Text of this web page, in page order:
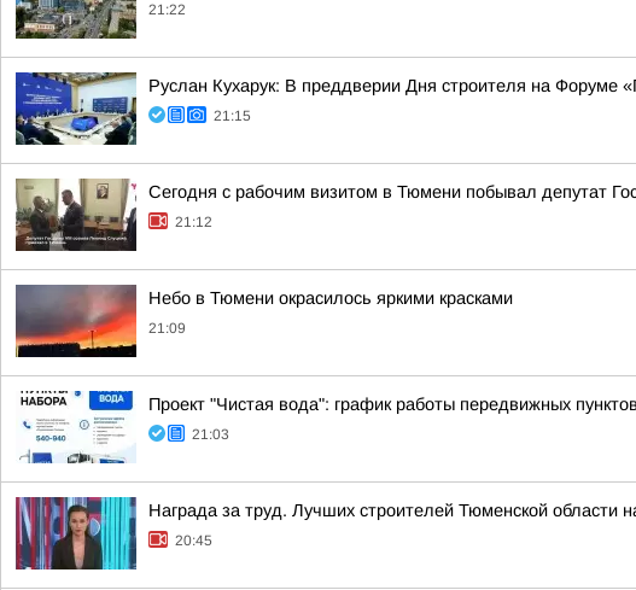
21:22
Руслан Кухарук: В преддверии Дня строителя на Форуме
21:15
Сегодня с рабочим визитом в Тюмени побывал депутат
21:12
Небо в Тюмени окрасилось яркими красками
21:09
Проект "Чистая вода": график работы передвижных
21:03
Награда за труд. Лучших строителей Тюменской области
20:45